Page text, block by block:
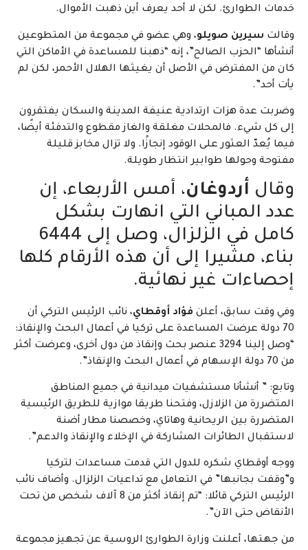
خدمات الطوارئ. لكن لا أحد يعرف أين ذهبت الأموال.
وقالت سيرين صويلو، وهي عضو في مجموعة من المتطوعين
أنشأها “الحزب الصالح”، إنه “ذهبنا للمساعدة في الأماكن التي
كان من المفترض في الأصل أن يغيثها الهلال الأحمر، لكن لم
يأت أحد”.
وضربت عدة هزات ارتدادية عنيفة المدينة والسكان يفتقرون
إلى كل شيء. فالمحلات مغلقة والغاز مقطوع والتدفئة أيضًا،
فيما يُعدّ العثور على الوقود إنجازًا. ولا تزال مخابز قليلة
مفتوحة وحولها طوابير انتظار طويلة.
وقال أردوغان، أمس الأربعاء، إن
عدد المباني التي انهارت بشكل
كامل في الزلزال، وصل إلى 6444
بناء، مشيرا إلى أن ‏هذه الأرقام كلها
إحصاءات غير نهائية.
وفي وقت سابق، أعلن فؤاد أوقطاي، نائب الرئيس التركي أن
70 دولة عرضت المساعدة على تركيا في أعمال البحث والإنقاذ:
“وصل إلينا 3294 عنصر بحث وإنقاذ من دول أخرى، وعرضت أكثر
من 70 دولة الإسهام في أعمال البحث والإنقاذ”.
وتابع: ” أنشأنا مستشفيات ميدانية في جميع المناطق
المتضررة من الزلازل، وفتحنا طريقا موازية للطريق الرئيسية
المتضررة بين الريحانية وهاتاي، وخصصنا مطار أضنة
لاستقبال الطائرات المشاركة في الإخلاء والإنقاذ والدعم”.
ووجه أوقطاي شكره للدول التي قدمت مساعدات لتركيا
و”وقفت بجانبها” في التعامل مع تداعيات الزلزال. وأضاف نائب
الرئيس التركي قائلا: “تم إنقاذ أكثر من 8 آلاف شخص من تحت
الأنقاض حتى الآن”.
من جهتها، أعلنت وزارة الطوارئ الروسية عن تجهيز مجموعة